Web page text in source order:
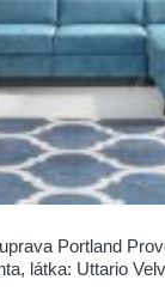
Portland
látka: Uttario